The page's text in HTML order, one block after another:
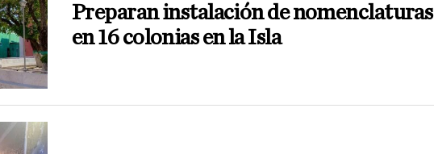
Preparan instalación de nomenclaturas
en 16 colonias en la Isla